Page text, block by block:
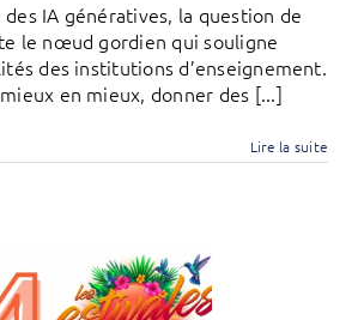
des IA génératives, la question de
le nœud gordien qui souligne
des institutions d’enseignement.
en mieux, donner des [...]
Lire la suite